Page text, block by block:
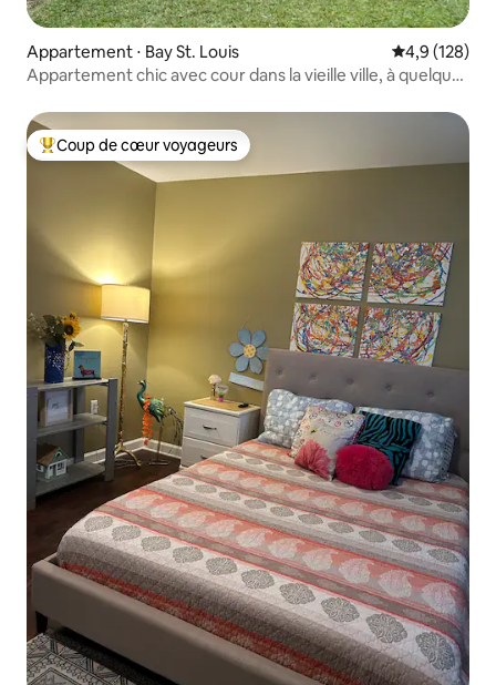
Appartement ⋅ Bay St. Louis Évaluation
4,9 (128)
Appartement chic avec cour dans la vieille ville, à quelques
Coups de cœur voyageurs les plus appréciés
Coup de cœur voyageurs